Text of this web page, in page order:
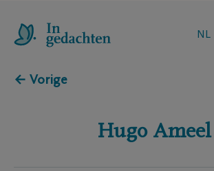
NL
← Vorige
Hugo Ameel